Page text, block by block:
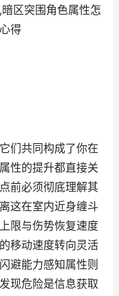
区突围角色属性怎
得
们共同构成了你在
性的提升都直接关
前必须彻底理解其
这在室内近身缠斗
限与伤势恢复速度
移动速度转向灵活
避能力感知属性则
现危险是信息获取